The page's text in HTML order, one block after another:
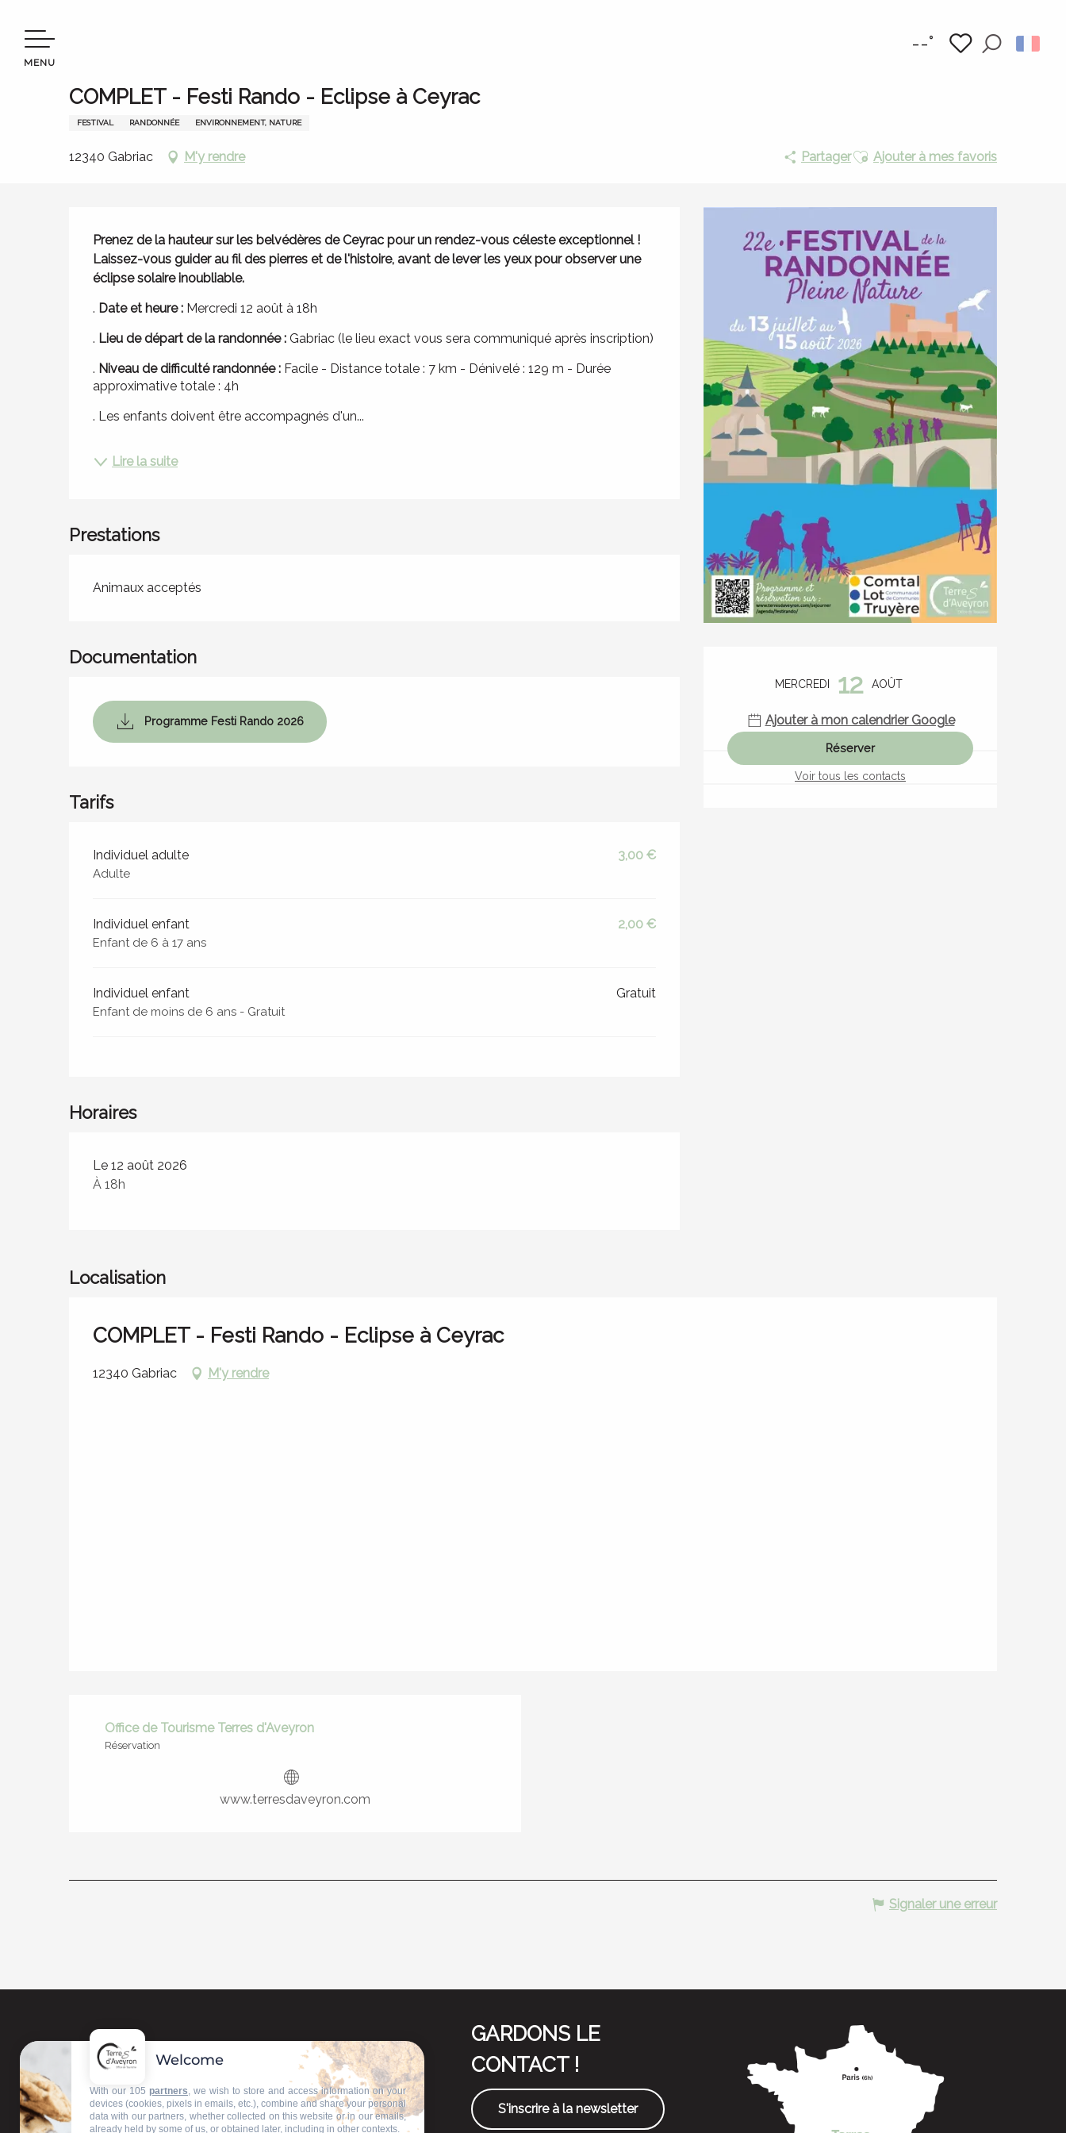
contenu
principal
--°
MENU
COMPLET - Festi Rando - Eclipse à Ceyrac
FESTIVAL RANDONNÉE ENVIRONNEMENT, NATURE
12340 Gabriac M'y rendre PartagerAjouter aux favoris
Ajouter à mes favoris
MERCREDI 12 AOÛT
Ajouter à mon calendrier Google
Réserver
Voir tous les contacts
Description
Prenez de la hauteur sur les belvédères de Ceyrac pour un rendez-vous céleste exceptionnel !
Laissez-vous guider au fil des pierres et de l'histoire, avant de lever les yeux pour observer une
éclipse solaire inoubliable.
. Date et heure : Mercredi 12 août à 18h
. Lieu de départ de la randonnée : Gabriac (le lieu exact vous sera communiqué après inscription)
. Niveau de difficulté randonnée : Facile - Distance totale : 7 km - Dénivelé : 129 m - Durée
approximative totale : 4h
. Les enfants doivent être accompagnés d'un...
Lire la suite
Prestations
Animaux acceptés
Documentation
Programme Festi Rando 2026
Tarifs
Tarifs 2026
Individuel adulte
Adulte
3,00 €
Individuel enfant
Enfant de 6 à 17 ans
2,00 €
Individuel enfant
Enfant de moins de 6 ans - Gratuit
Gratuit
Horaires
Le 12 août 2026
À 18h
Localisation
COMPLET - Festi Rando - Eclipse à Ceyrac
12340 Gabriac M'y rendre
Office de Tourisme Terres d'Aveyron
Réservation
www.terresdaveyron.com
Signaler une erreur
Nos bureaux d'accueil
GARDONS LE
CONTACT !
S'inscrire à la newsletter
Welcome
With our 105 partners, we wish to store and access information on your
devices (cookies, pixels in emails, etc.), combine and share your personal
data with our partners, whether collected on this website or in our emails,
already held by some of us, or obtained later, including in other contexts.